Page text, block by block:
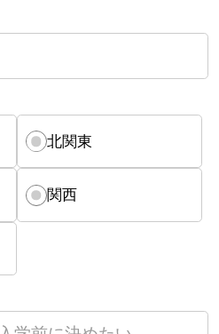
北関東
関西